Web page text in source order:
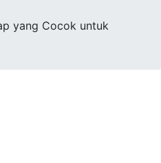
yang Cocok untuk